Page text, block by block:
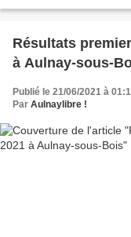
Résultats
à Aulnay-sous-
Publié le 21/06/2021 à
Par Aulnaylibre !